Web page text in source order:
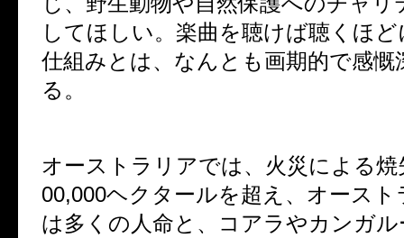
してほしい。楽曲を聴けば聴くほ
仕組みとは、なんとも画期的で感慨
る。
オーストラリアでは、火災による焼
00,000ヘクタールを超え、オース
は多くの人命と、コアラやカンガ